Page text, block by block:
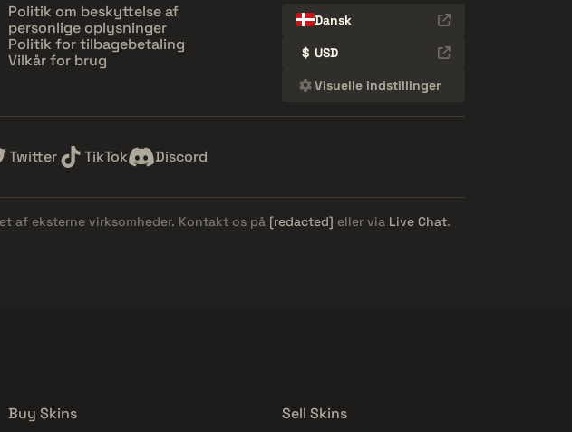
Politik om beskyttelse af
personlige oplysninger
Politik for tilbagebetaling
Vilkår for brug
Dansk
$ USD
Visuelle indstillinger
Twitter TikTok Discord
af eksterne virksomheder. Kontakt os på [redacted] eller via Live Chat.
Buy Skins
Sell Skins